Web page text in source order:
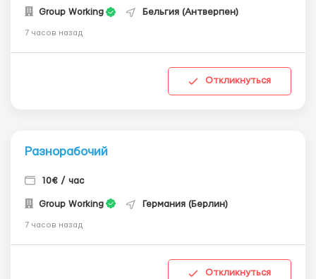
Group Working Бельгия (Антверпен)
7 часов назад
Откликнуться
Разнорабочий
10€ / час
Group Working Германия (Берлин)
7 часов назад
Откликнуться